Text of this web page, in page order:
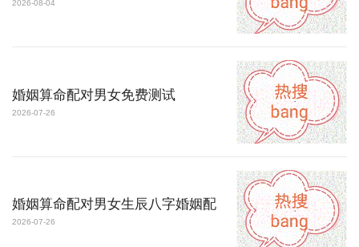
2026-08-04
婚姻算命配对男女免费测试
2026-07-26
婚姻算命配对男女生辰八字婚姻配
2026-07-26